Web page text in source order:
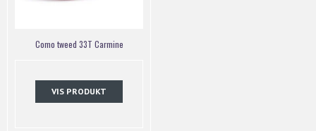
Como tweed 33T Carmine
VIS PRODUKT